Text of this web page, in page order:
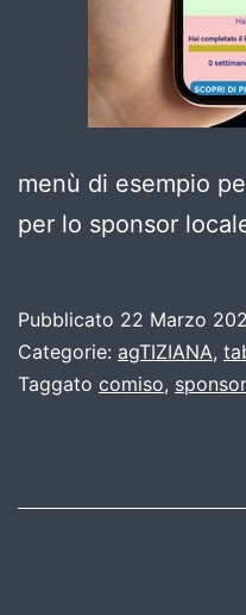
menù di esempio
per lo sponsor
Pubblicato 22 Marzo
Categorie: agTIZIANA,
Taggato comiso, sponsor